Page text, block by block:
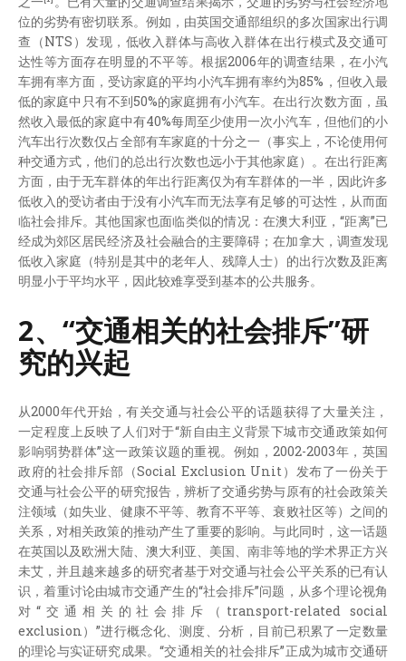
位的劣势有密切联系。例如，由英国交通部组织的多次国家出行调
查（NTS）发现，低收入群体与高收入群体在出行模式及交通可
达性等方面存在明显的不平等。根据2006年的调查结果，在小汽
车拥有率方面，受访家庭的平均小汽车拥有率约为85%，但收入最
低的家庭中只有不到50%的家庭拥有小汽车。在出行次数方面，虽
然收入最低的家庭中有40%每周至少使用一次小汽车，但他们的小
汽车出行次数仅占全部有车家庭的十分之一（事实上，不论使用何
种交通方式，他们的总出行次数也远小于其他家庭）。在出行距离
方面，由于无车群体的年出行距离仅为有车群体的一半，因此许多
低收入的受访者由于没有小汽车而无法享有足够的可达性，从而面
临社会排斥。其他国家也面临类似的情况：在澳大利亚，“距离”已
经成为郊区居民经济及社会融合的主要障碍；在加拿大，调查发现
低收入家庭（特别是其中的老年人、残障人士）的出行次数及距离
明显小于平均水平，因此较难享受到基本的公共服务。
2、“交通相关的社会排斥”研
究的兴起
从2000年代开始，有关交通与社会公平的话题获得了大量关注，
一定程度上反映了人们对于“新自由主义背景下城市交通政策如何
影响弱势群体”这一政策议题的重视。例如，2002-2003年，英国
政府的社会排斥部（Social Exclusion Unit）发布了一份关于
交通与社会公平的研究报告，辨析了交通劣势与原有的社会政策关
注领域（如失业、健康不平等、教育不平等、衰败社区等）之间的
关系，对相关政策的推动产生了重要的影响。与此同时，这一话题
在英国以及欧洲大陆、澳大利亚、美国、南非等地的学术界正方兴
未艾，并且越来越多的研究者基于对交通与社会公平关系的已有认
识，着重讨论由城市交通产生的“社会排斥”问题，从多个理论视角
对“交通相关的社会排斥（transport-related social
exclusion）”进行概念化、测度、分析，目前已积累了一定数量
的理论与实证研究成果。“交通相关的社会排斥”正成为城市交通研